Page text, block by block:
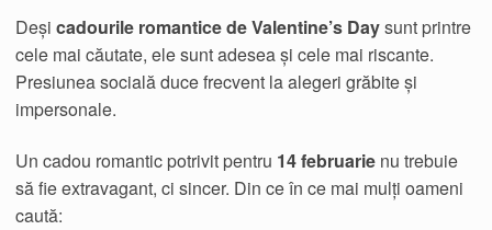
Deși cadourile romantice de Valentine’s Daysunt printre
cele mai căutate, ele sunt adesea și cele mai riscante.
Presiunea socială duce frecvent la alegeri grăbite și
impersonale.
Un cadou romantic potrivit pentru 14 februarie nu trebuie
să fie extravagant, ci sincer. Din ce în ce mai mulți oameni
caută: